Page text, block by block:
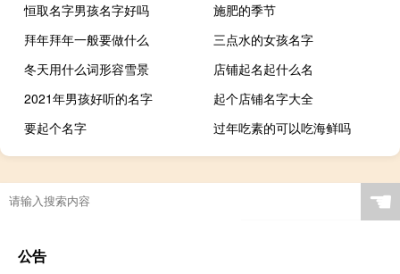
恒取名字男孩名字好吗
施肥的季节
拜年拜年一般要做什么
三点水的女孩名字
冬天用什么词形容雪景
店铺起名起什么名
2021年男孩好听的名字
起个店铺名字大全
要起个名字
过年吃素的可以吃海鲜吗
☚
公告